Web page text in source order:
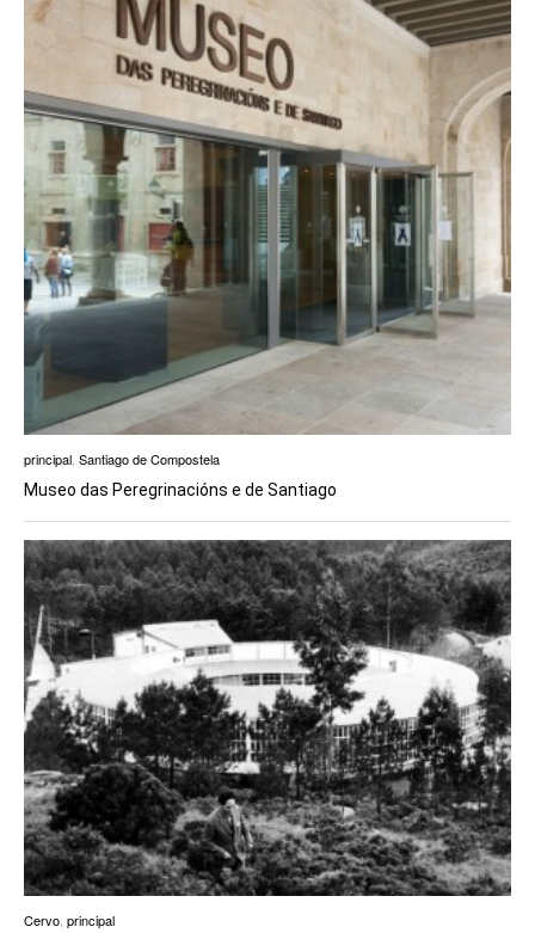
principal, Santiago de Compostela
Museo das Peregrinacións e de Santiago
Cervo, principal